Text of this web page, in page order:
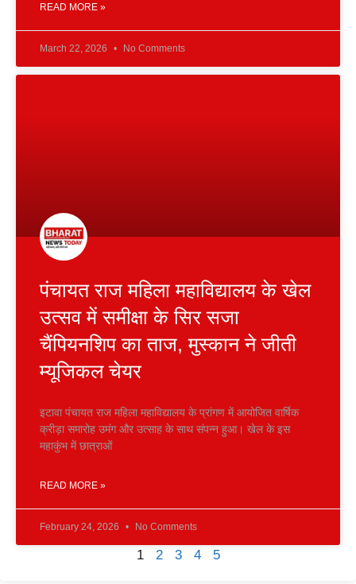
READ MORE »
March 22, 2026 No Comments
पंचायत राज महिला महाविद्यालय के खेल
उत्सव में समीक्षा के सिर सजा
चैंपियनशिप का ताज, मुस्कान ने जीती
म्यूजिकल चेयर
इटावा पंचायत राज महिला महाविद्यालय के प्रांगण में आयोजित वार्षिक
क्रीड़ा समारोह उमंग और उत्साह के साथ संपन्न हुआ। खेल के इस
महाकुंभ में छात्राओं
READ MORE »
February 24, 2026 No Comments
1 2 3 4 5